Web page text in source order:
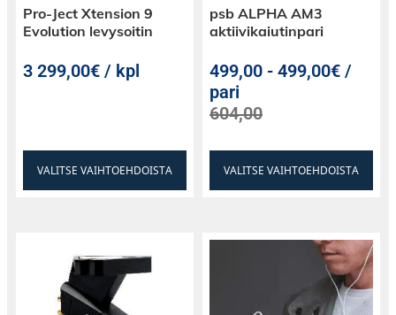
• Käyttäjälle, joka hakee ensisijaisesti
esteettistä muutosta ilman teknistä
parannustavoitetta
• Rakenteille, joissa laakeri ei ole suunniteltu
(EVO), E1, Juke Box E1, 1Xpression.
Pro-Ject Xtension 9
Evolution levysoitin
3 299,00€ / kpl
VALITSE VAIHTOEHDOISTA
psb ALPHA AM3
aktiivikaiutinpari
499,00 -499,00€ /
pari
604,00
VALITSE VAIHTOEHDOISTA